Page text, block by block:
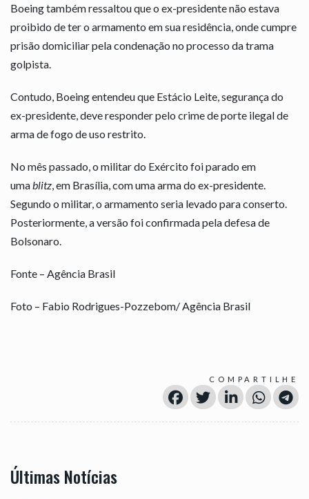
Boeing também ressaltou que o ex-presidente não estava
proibido de ter o armamento em sua residência, onde cumpre
prisão domiciliar pela condenação no processo da trama
golpista.
Contudo, Boeing entendeu que Estácio Leite, segurança do
ex-presidente, deve responder pelo crime de porte ilegal de
arma de fogo de uso restrito.
No mês passado, o militar do Exército foi parado em
umablitz, em Brasília, com uma arma do ex-presidente.
Segundo o militar, o armamento seria levado para conserto.
Posteriormente, a versão foi confirmada pela defesa de
Bolsonaro.
Fonte – Agência Brasil
Foto – Fabio Rodrigues-Pozzebom/ Agência Brasil
COMPARTILHE
Últimas Notícias